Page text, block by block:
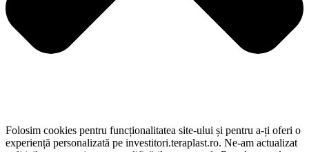
Folosim cookies pentru funcționalitatea site-ului și pentru a-ți oferi o
experiență personalizată pe investitori.teraplast.ro. Ne-am actualizat